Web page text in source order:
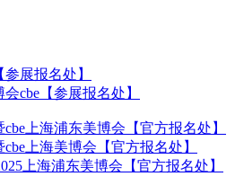
展报名处】
cbe【参展报名处】
上海浦东美博会【官方报名处】
上海美博会【官方报名处】
上海浦东美博会【官方报名处】